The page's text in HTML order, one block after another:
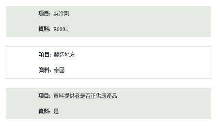
製冷劑
R600a
製造地方
泰國
資料提供者是否正供應產品
是